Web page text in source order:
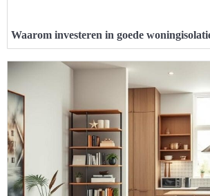
Waarom investeren in goede